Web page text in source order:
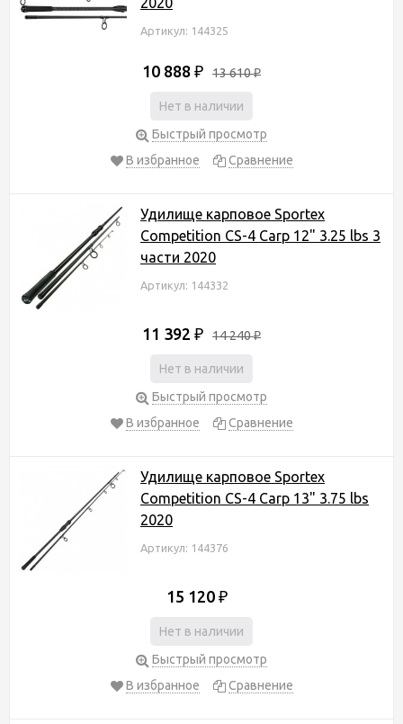
Артикул: 144325
10 888 ₽ 13 610₽
Нет в наличии
Быстрый просмотр
В избранное
Сравнение
Удилище карповое Sportex
Competition CS-4 Carp 12" 3.25 lbs 3
части 2020
Артикул: 144332
11 392 ₽ 14 240₽
Нет в наличии
Быстрый просмотр
В избранное
Сравнение
Удилище карповое Sportex
Competition CS-4 Carp 13" 3.75 lbs
2020
Артикул: 144376
15 120 ₽
Нет в наличии
Быстрый просмотр
В избранное
Сравнение